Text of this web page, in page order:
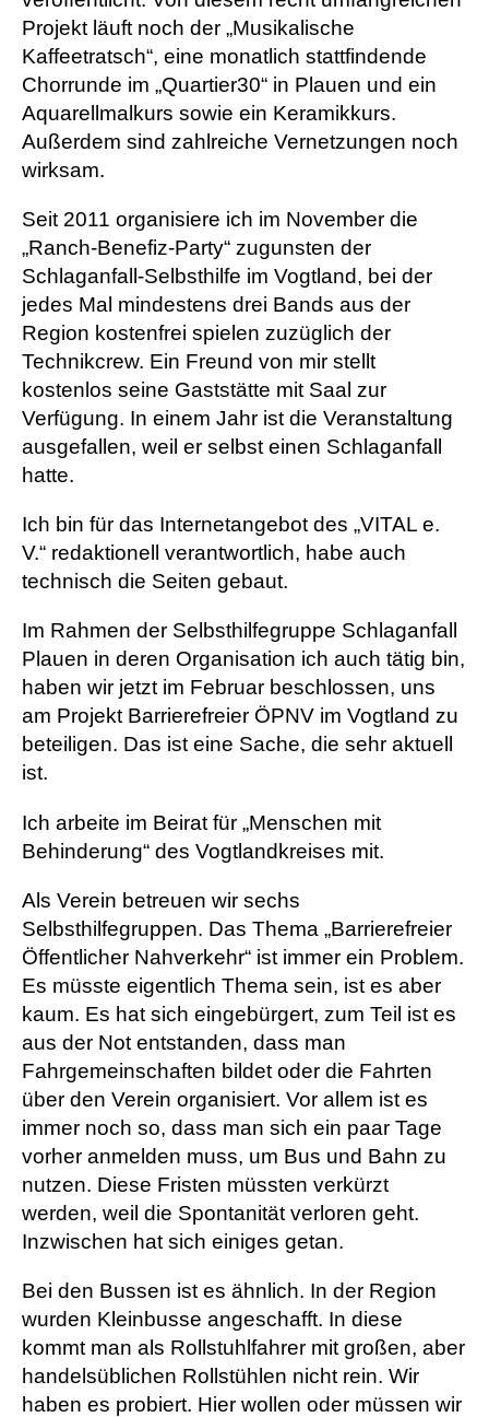
Projekt läuft noch der „Musikalische
Kaffeetratsch“, eine monatlich stattfindende
Chorrunde im „Quartier30“ in Plauen und ein
Aquarellmalkurs sowie ein Keramikkurs.
Außerdem sind zahlreiche Vernetzungen noch
wirksam.
Seit 2011 organisiere ich im November die
„Ranch-Benefiz-Party“ zugunsten der
Schlaganfall-Selbsthilfe im Vogtland, bei der
jedes Mal mindestens drei Bands aus der
Region kostenfrei spielen zuzüglich der
Technikcrew. Ein Freund von mir stellt
kostenlos seine Gaststätte mit Saal zur
Verfügung. In einem Jahr ist die Veranstaltung
ausgefallen, weil er selbst einen Schlaganfall
hatte.
Ich bin für das Internetangebot des „VITAL e.
V.“ redaktionell verantwortlich, habe auch
technisch die Seiten gebaut.
Im Rahmen der Selbsthilfegruppe Schlaganfall
Plauen in deren Organisation ich auch tätig bin,
haben wir jetzt im Februar beschlossen, uns
am Projekt Barrierefreier ÖPNV im Vogtland zu
beteiligen. Das ist eine Sache, die sehr aktuell
ist.
Ich arbeite im Beirat für „Menschen mit
Behinderung“ des Vogtlandkreises mit.
Als Verein betreuen wir sechs
Selbsthilfegruppen. Das Thema „Barrierefreier
Öffentlicher Nahverkehr“ ist immer ein Problem.
Es müsste eigentlich Thema sein, ist es aber
kaum. Es hat sich eingebürgert, zum Teil ist es
aus der Not entstanden, dass man
Fahrgemeinschaften bildet oder die Fahrten
über den Verein organisiert. Vor allem ist es
immer noch so, dass man sich ein paar Tage
vorher anmelden muss, um Bus und Bahn zu
nutzen. Diese Fristen müssten verkürzt
werden, weil die Spontanität verloren geht.
Inzwischen hat sich einiges getan.
Bei den Bussen ist es ähnlich. In der Region
wurden Kleinbusse angeschafft. In diese
kommt man als Rollstuhlfahrer mit großen, aber
handelsüblichen Rollstühlen nicht rein. Wir
haben es probiert. Hier wollen oder müssen wir